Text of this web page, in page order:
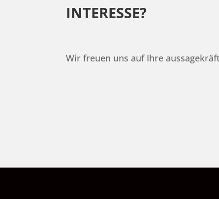
INTERESSE?
Wir freuen uns auf Ihre